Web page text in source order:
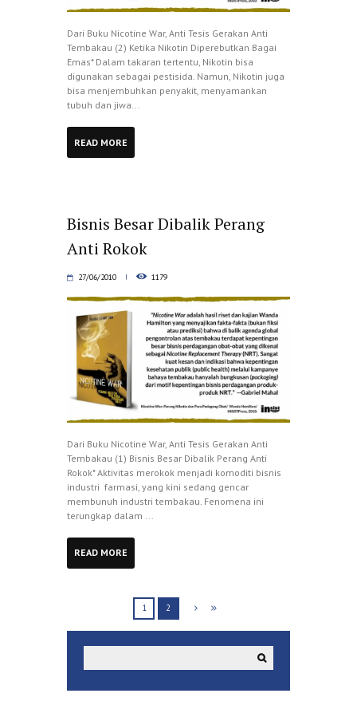
Dari Buku Nicotine War, Anti Tesis Gerakan Anti
Tembakau (2) Ketika Nikotin Diperebutkan Bagai
Emas* Dalam takaran tertentu, Nikotin bisa
digunakan sebagai pestisida. Namun, Nikotin juga
bisa menjembuhkan penyakit, menyamankan
tubuh dan jiwa...
READ MORE
Bisnis Besar Dibalik Perang
Anti Rokok
27/06/2010 1179
Dari Buku Nicotine War, Anti Tesis Gerakan Anti
Tembakau (1) Bisnis Besar Dibalik Perang Anti
Rokok* Aktivitas merokok menjadi komoditi bisnis
industri farmasi, yang kini sedang gencar
membunuh industri tembakau. Fenomena ini
terungkap dalam ...
READ MORE
1 2